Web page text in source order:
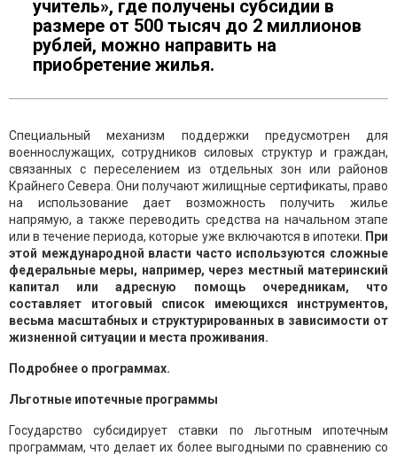
учитель», где получены субсидии в
размере от 500 тысяч до 2 миллионов
рублей, можно направить на
приобретение жилья.
Специальный механизм поддержки предусмотрен для
военнослужащих, сотрудников силовых структур и граждан,
связанных с переселением из отдельных зон или районов
Крайнего Севера. Они получают жилищные сертификаты, право
на использование дает возможность получить жилье
напрямую, а также переводить средства на начальном этапе
или в течение периода, которые уже включаются в ипотеки.
При
этой международной власти часто используются сложные
федеральные меры, например, через местный материнский
капитал или адресную помощь очередникам, что
составляет итоговый список имеющихся инструментов,
весьма масштабных и структурированных в зависимости от
жизненной ситуации и места проживания.
Подробнее о программах.
Льготные ипотечные программы
Государство субсидирует ставки по льготным ипотечным
программам, что делает их более выгодными по сравнению со